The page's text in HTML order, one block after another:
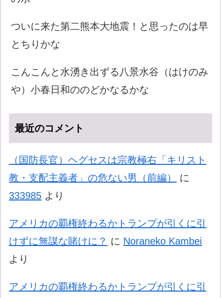
ついに来た第二熊本大地震！と思ったのは早
とちりかな
こんこんと水湧き出ずる八景水谷（はけのみ
や）小春日和ののどかなるかな
最近のコメント
（国防長官）ヘグセスは宗教極右「キリスト
教・支配主義者」の危ない男（前編）
に
333985 より
アメリカの覇権終わるかトランプが引くに引
けずに無謀な賭けに？ に Noraneko Kambei
より
アメリカの覇権終わるかトランプが引くに引